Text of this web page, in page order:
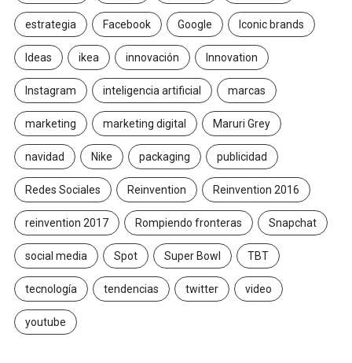
estrategia Facebook Google Iconic brands
Ideas ikea innovación Innovation
Instagram inteligencia artificial marcas
marketing marketing digital Maruri Grey
navidad Nike packaging publicidad
Redes Sociales Reinvention Reinvention 2016
reinvention 2017 Rompiendo fronteras Snapchat
social media Spot Super Bowl TBT
tecnología tendencias twitter video
youtube